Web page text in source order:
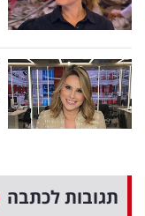
תגובות לכתבה